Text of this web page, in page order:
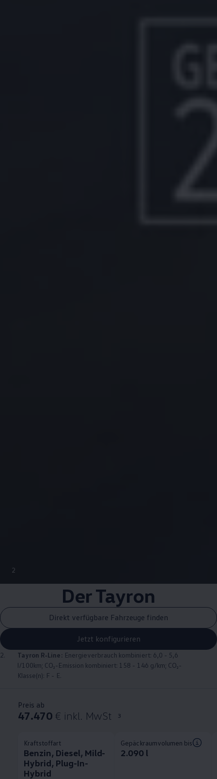
2
Der Tayron
Direkt verfügbare Fahrzeuge finden
Jetzt konfigurieren
2. Tayron R‑Line: Energieverbrauch kombiniert: 6,0 - 5,6
l/100km; CO₂-Emission kombiniert: 158 - 146 g/km; CO₂-
Klasse(n): F - E.
Preis ab
47.470 € inkl. MwSt 3
Kraftstoffart
Benzin, Diesel, Mild-
Hybrid, Plug-In-
Hybrid
Gepäckraumvolumen bis
2.090 l